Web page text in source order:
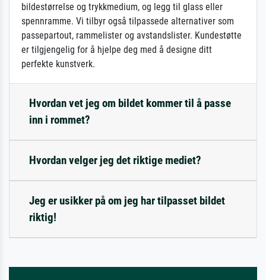
bildestørrelse og trykkmedium, og legg til glass eller
spennramme. Vi tilbyr også tilpassede alternativer som
passepartout, rammelister og avstandslister. Kundestøtte
er tilgjengelig for å hjelpe deg med å designe ditt
perfekte kunstverk.
Hvordan vet jeg om bildet kommer til å passe
inn i rommet?
Hvordan velger jeg det riktige mediet?
Jeg er usikker på om jeg har tilpasset bildet
riktig!